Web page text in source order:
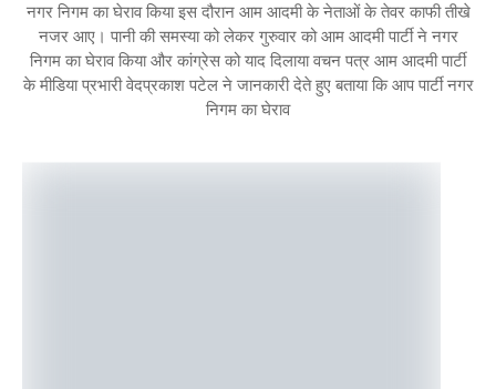
नगर निगम का घेराव किया इस दौरान आम आदमी के नेताओं के तेवर काफी तीखे
नजर आए। पानी की समस्या को लेकर गुरुवार को आम आदमी पार्टी ने नगर
निगम का घेराव किया और कांग्रेस को याद दिलाया वचन पत्र आम आदमी पार्टी
के मीडिया प्रभारी वेदप्रकाश पटेल ने जानकारी देते हुए बताया कि आप पार्टी नगर
निगम का घेराव